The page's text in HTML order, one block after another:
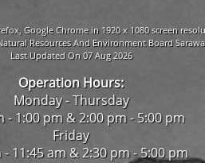
Google Chrome in 1920 x 1080 screen
Resources And Environment Board
Last Updated On 07 Aug 2026
Operation Hours:
Monday - Thursday
- 1:00 pm & 2:00 pm - 5:00 pm
Friday
- 11:45 am & 2:30 pm - 5:00 pm